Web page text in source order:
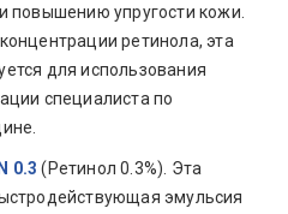
повышению упругости кожи.
ретинола, эта
для использования
специалиста по
0.3 (Ретинол 0.3%). Эта
эмульсия